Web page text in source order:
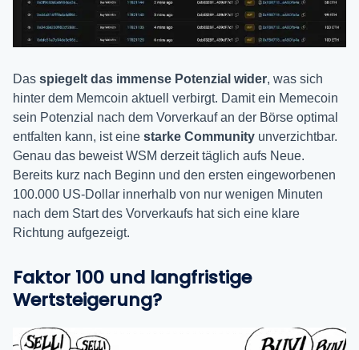
Das spiegelt das immense Potenzial wider, was sich
hinter dem Memcoin aktuell verbirgt. Damit ein Memecoin
sein Potenzial nach dem Vorverkauf an der Börse optimal
entfalten kann, ist eine starke Community unverzichtbar.
Genau das beweist WSM derzeit täglich aufs Neue.
Bereits kurz nach Beginn und den ersten eingeworbenen
100.000 US-Dollar innerhalb von nur wenigen Minuten
nach dem Start des Vorverkaufs hat sich eine klare
Richtung aufgezeigt.
Faktor 100 und langfristige
Wertsteigerung?